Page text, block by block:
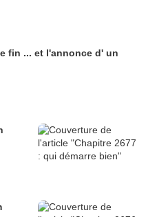
fin ... et l'annonce d' un